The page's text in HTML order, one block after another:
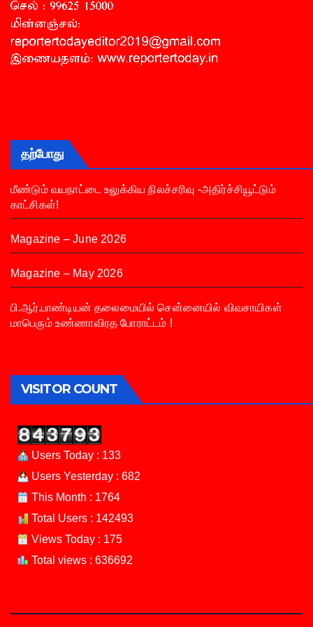
தற்போது
மீண்டும் வயநாட்டை உலுக்கிய நிலச்சரிவு -அதிர்ச்சியூட்டும்
காட்சிகள்!
Magazine – June 2026
Magazine – May 2026
பி.ஆர்.பாண்டியன் தலைமையில் சென்னையில் விவசாயிகள்
மாபெரும் உண்ணாவிரத போராட்டம் !
VISITOR COUNT
Users Today : 133
Users Yesterday : 682
This Month : 1764
Total Users : 142493
Views Today : 175
Total views : 636692